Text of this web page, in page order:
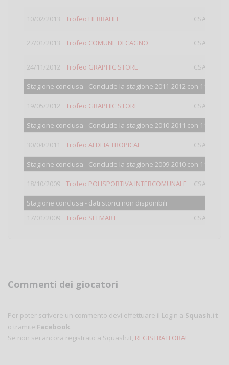
10/02/2013 Trofeo HERBALIFE CSAIN
27/01/2013 Trofeo COMUNE DI CAGNO CSAIN
24/11/2012 Trofeo GRAPHIC STORE CSAIN
Stagione conclusa - Conclude la stagione 2011-2012 con 116 punti.
19/05/2012 Trofeo GRAPHIC STORE CSAIN
Stagione conclusa - Conclude la stagione 2010-2011 con 111 punti.
30/04/2011 Trofeo ALDEIA TROPICAL CSAIN
Stagione conclusa - Conclude la stagione 2009-2010 con 116 punti.
18/10/2009 Trofeo POLISPORTIVA INTERCOMUNALE CSAIN
Stagione conclusa - dati storici non disponibili
17/01/2009
Trofeo SELMART CSAIN
Commenti dei giocatori
Per poter scrivere un commento devi effettuare il Login a Squash.it
o tramite Facebook.
Se non sei ancora registrato a Squash.it, REGISTRATI ORA!